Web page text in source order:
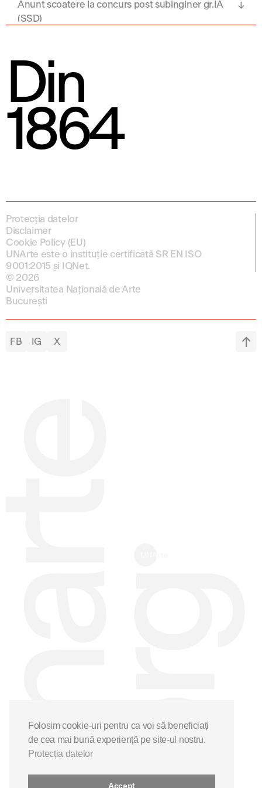
Anunt scoatere la concurs post subinginer gr.IA
(SSD)
Din
1864
Protecția datelor
Disclaimer
Cookie Policy (EU)
UNArte este o instituție certificată SR EN ISO
9001:2015 și IQNet.
© 2026
Universitatea Națională de Arte
București
FB IG X
Folosim cookie-uri pentru ca voi să beneficiați
de cea mai bună experiență pe site-ul nostru.
Protecția datelor
Accept